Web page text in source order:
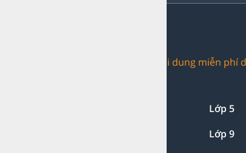
Trang web chia sẻ nội dung miễn phí
Lớp 5
Lớp 9